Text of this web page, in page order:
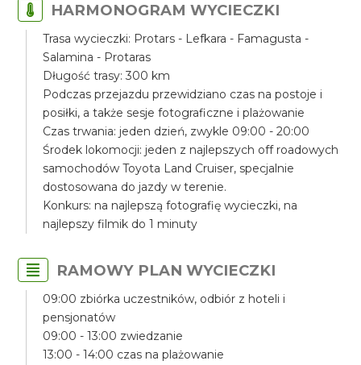
HARMONOGRAM WYCIECZKI
Trasa wycieczki: Protars - Lefkara - Famagusta -
Salamina - Protaras
Długość trasy: 300 km
Podczas przejazdu przewidziano czas na postoje i
posiłki, a także sesje fotograficzne i plażowanie
Czas trwania: jeden dzień, zwykle 09:00 - 20:00
Środek lokomocji: jeden z najlepszych off roadowych
samochodów Toyota Land Cruiser, specjalnie
dostosowana do jazdy w terenie.
Konkurs: na najlepszą fotografię wycieczki, na
najlepszy filmik do 1 minuty
RAMOWY PLAN WYCIECZKI
09:00 zbiórka uczestników, odbiór z hoteli i
pensjonatów
09:00 - 13:00 zwiedzanie
13:00 - 14:00 czas na plażowanie